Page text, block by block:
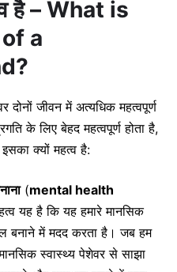
है – What is
a
जीवन में अत्यधिक महत्वपूर्ण
के लिए बेहद महत्वपूर्ण होता है,
क्यों महत्व है:
(mental health
यह है कि यह हमारे मानसिक
बनाने में मदद करता है। जब हम
स्वास्थ्य पेशेवर से साझा